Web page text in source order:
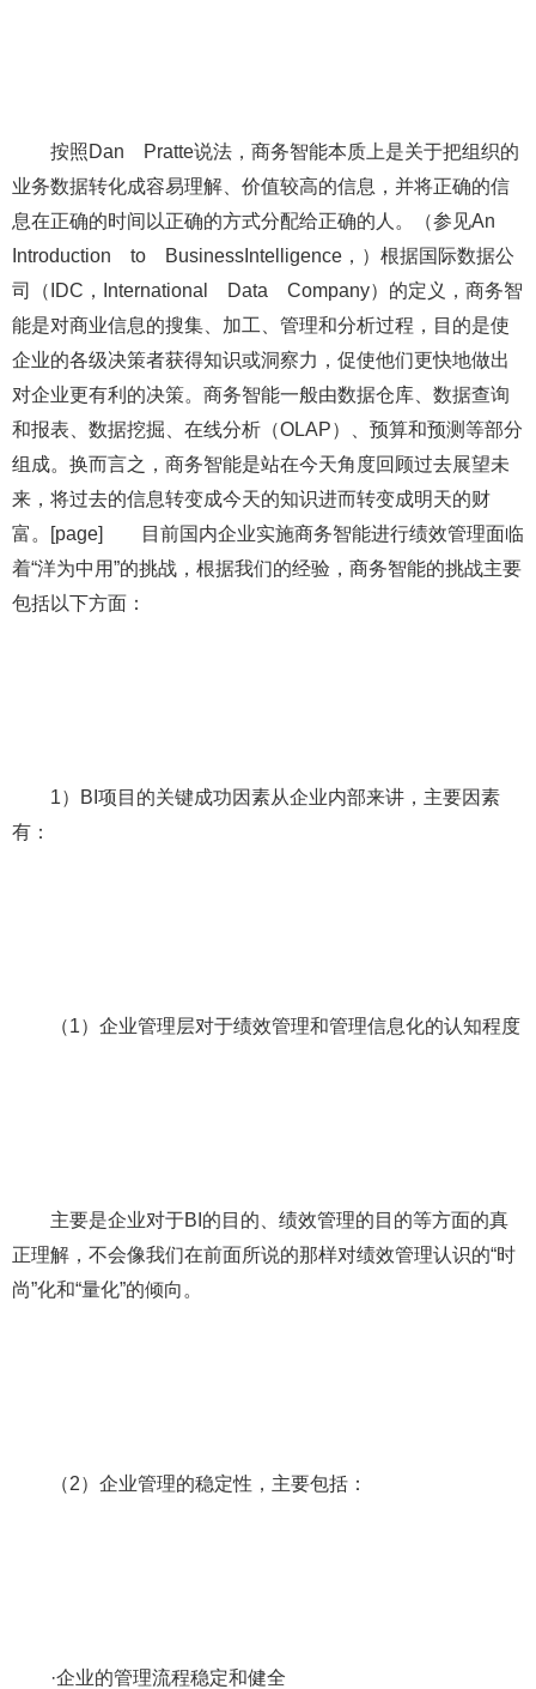
按照Dan Pratte说法，商务智能本质上是关于把组织的
业务数据转化成容易理解、价值较高的信息，并将正确的信
息在正确的时间以正确的方式分配给正确的人。（参见An
Introduction to BusinessIntelligence，）根据国际数据公
司（IDC，International Data Company）的定义，商务智
能是对商业信息的搜集、加工、管理和分析过程，目的是使
企业的各级决策者获得知识或洞察力，促使他们更快地做出
对企业更有利的决策。商务智能一般由数据仓库、数据查询
和报表、数据挖掘、在线分析（OLAP）、预算和预测等部分
组成。换而言之，商务智能是站在今天角度回顾过去展望未
来，将过去的信息转变成今天的知识进而转变成明天的财
富。[page] 目前国内企业实施商务智能进行绩效管理面临
着“洋为中用”的挑战，根据我们的经验，商务智能的挑战主要
包括以下方面：
1）BI项目的关键成功因素从企业内部来讲，主要因素
有：
（1）企业管理层对于绩效管理和管理信息化的认知程度
主要是企业对于BI的目的、绩效管理的目的等方面的真
正理解，不会像我们在前面所说的那样对绩效管理认识的“时
尚”化和“量化”的倾向。
（2）企业管理的稳定性，主要包括：
·企业的管理流程稳定和健全